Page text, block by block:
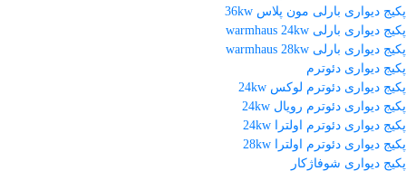
پکیج دیواری بارلی مون پلاس 36kw
پکیج دیواری بارلی warmhaus 24kw
پکیج دیواری بارلی warmhaus 28kw
پکیج دیواری دئوترم
پکیج دیواری دئوترم لوکس 24kw
پکیج دیواری دئوترم رویال 24kw
پکیج دیواری دئوترم اولترا 24kw
پکیج دیواری دئوترم اولترا 28kw
پکیج دیواری شوفاژکار